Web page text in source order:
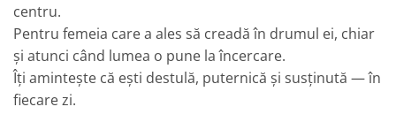
centru.
Pentru femeia care a ales să creadă în drumul ei, chiar
și atunci când lumea o pune la încercare.
Îți amintește că ești destulă, puternică și susținută — în
fiecare zi.